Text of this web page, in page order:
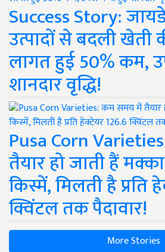
Success Story:
उत्पादों से बदली खेती
लागत हुई 50% कम,
शानदार वृद्धि!
Pusa Corn
तैयार हो जाती हैं
किस्में, मिलती है प्रति
क्विंटल तक पैदावार!
More Stories